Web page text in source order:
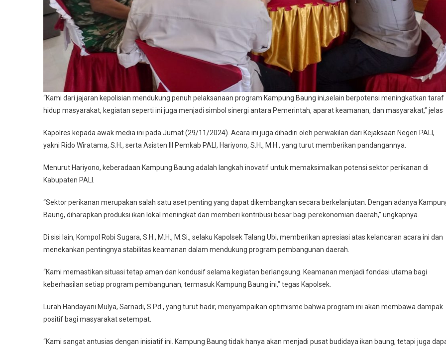
“Kami dari jajaran kepolisian mendukung penuh pelaksanaan program Kampung Baung ini,selain berpotensi meningkatkan taraf
hidup masyarakat, kegiatan seperti ini juga menjadi simbol sinergi antara Pemerintah, aparat keamanan, dan masyarakat,” jelas
Kapolres kepada awak media ini pada Jumat (29/11/2024). Acara ini juga dihadiri oleh perwakilan dari Kejaksaan Negeri PALI,
yakni Rido Wiratama, S.H., serta Asisten III Pemkab PALI, Hariyono, S.H., M.H., yang turut memberikan pandangannya.
Menurut Hariyono, keberadaan Kampung Baung adalah langkah inovatif untuk memaksimalkan potensi sektor perikanan di
Kabupaten PALI.
“Sektor perikanan merupakan salah satu aset penting yang dapat dikembangkan secara berkelanjutan. Dengan adanya
Baung, diharapkan produksi ikan lokal meningkat dan memberi kontribusi besar bagi perekonomian daerah,” ungkapnya.
Di sisi lain, Kompol Robi Sugara, S.H., M.H., M.Si., selaku Kapolsek Talang Ubi, memberikan apresiasi atas kelancaran acara ini dan
menekankan pentingnya stabilitas keamanan dalam mendukung program pembangunan daerah.
“Kami memastikan situasi tetap aman dan kondusif selama kegiatan berlangsung. Keamanan menjadi fondasi utama bagi
keberhasilan setiap program pembangunan, termasuk Kampung Baung ini,” tegas Kapolsek.
Lurah Handayani Mulya, Sarnadi, S.Pd., yang turut hadir, menyampaikan optimisme bahwa program ini akan membawa dampak
positif bagi masyarakat setempat.
“Kami sangat antusias dengan inisiatif ini. Kampung Baung tidak hanya akan menjadi pusat budidaya ikan baung, tetapi juga